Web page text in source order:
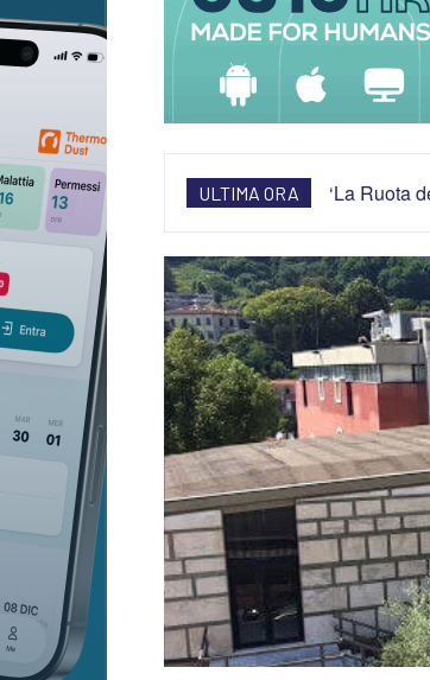
ULTIMA ORA ‘La Ruota